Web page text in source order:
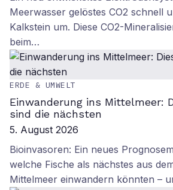
Meerwasser gelöstes CO2 schnell
Kalkstein um. Diese CO2-
beim…
ERDE & UMWELT
Einwanderung ins Mittelmeer:
sind die nächsten
5. August 2026
Bioinvasoren: Ein neues
welche Fische als nächstes aus
Mittelmeer einwandern könnten –